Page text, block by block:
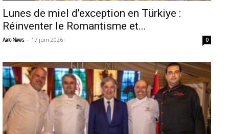
Lunes de miel d’exception en Türkiye :
Réinventer le Romantisme et...
Aero News - 17 juin 2026 0